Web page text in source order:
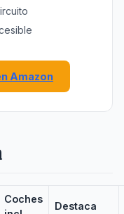
Amazon
Coches
Destaca